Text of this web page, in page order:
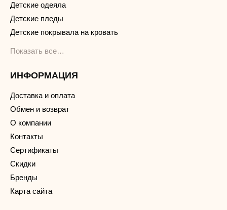
Детские одеяла
Детские пледы
Детские покрывала на кровать
Показать все…
ИНФОРМАЦИЯ
Доставка и оплата
Обмен и возврат
О компании
Контакты
Сертификаты
Скидки
Бренды
Карта сайта